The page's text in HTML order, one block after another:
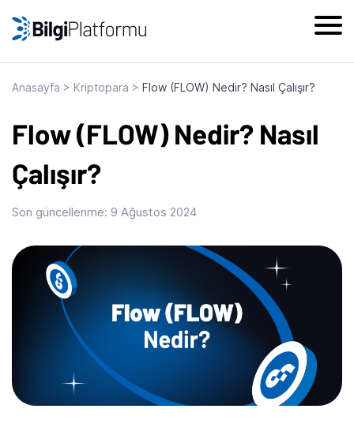
Anasayfa > Kriptopara > Flow (FLOW) Nedir? Nasıl Çalışır?
Flow (FLOW) Nedir? Nasıl
Çalışır?
Son güncellenme: 9 Ağustos 2024